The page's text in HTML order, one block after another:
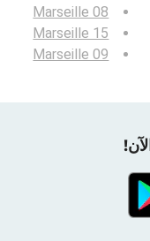
Marseille 08
Marseille 15
Marseille 09